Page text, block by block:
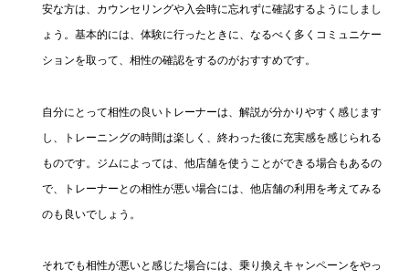
安な方は、カウンセリングや入会時に忘れずに確認するようにしまし
ょう。基本的には、体験に行ったときに、なるべく多くコミュニケー
ションを取って、相性の確認をするのがおすすめです。
自分にとって相性の良いトレーナーは、解説が分かりやすく感じます
し、トレーニングの時間は楽しく、終わった後に充実感を感じられる
ものです。ジムによっては、他店舗を使うことができる場合もあるの
で、トレーナーとの相性が悪い場合には、他店舗の利用を考えてみる
のも良いでしょう。
それでも相性が悪いと感じた場合には、乗り換えキャンペーンをやっ